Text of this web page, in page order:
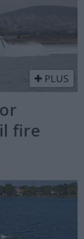
PLUS
fire